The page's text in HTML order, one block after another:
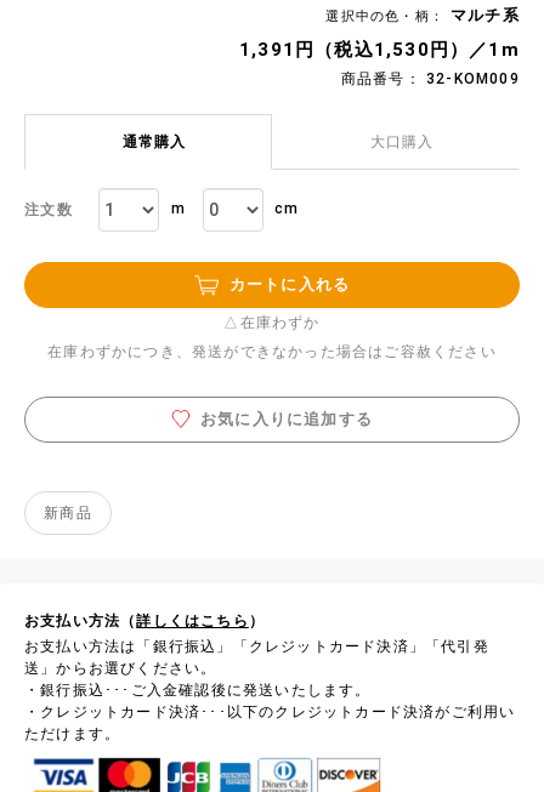
選択中の色・柄： マルチ系
1,391円（税込1,530円）／1m
商品番号： 32-KOM009
通常購入 大口購入
注文数 m cm
カートに入れる
△在庫わずか
在庫わずかにつき、発送ができなかった場合はご容赦ください
お気に入りに追加する
新商品
お支払い方法（詳しくはこちら ）
お支払い方法は「銀行振込」「クレジットカード決済」「代引発
送」からお選びください。
・銀行振込･･･ご入金確認後に発送いたします。
・クレジットカード決済･･･以下のクレジットカード決済がご利用い
ただけます。